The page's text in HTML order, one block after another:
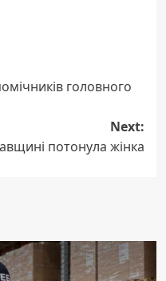
головного
Next:
потонула жінка